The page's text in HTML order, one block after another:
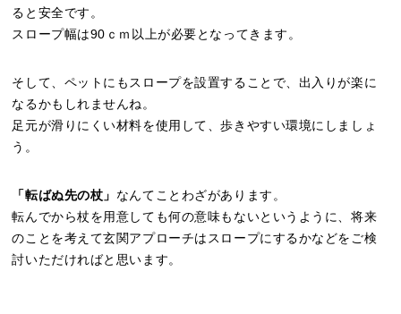
ると安全です。
スロープ幅は90ｃｍ以上が必要となってきます。
そして、ペットにもスロープを設置することで、出入りが楽に
なるかもしれませんね。
足元が滑りにくい材料を使用して、歩きやすい環境にしましょ
う。
「転ばぬ先の杖」 なんてことわざがあります。
転んでから杖を用意しても何の意味もないというように、将来
のことを考えて玄関アプローチはスロープにするかなどをご検
討いただければと思います。